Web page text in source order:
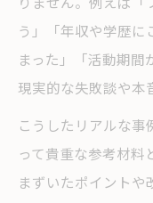
ト
結婚相談
結婚相談
結婚相談
めに
う」「年収や学歴に
まった」「活動期間
現実的な失敗談や本
こうしたリアルな事
って貴重な参考材料
まずいたポイントや